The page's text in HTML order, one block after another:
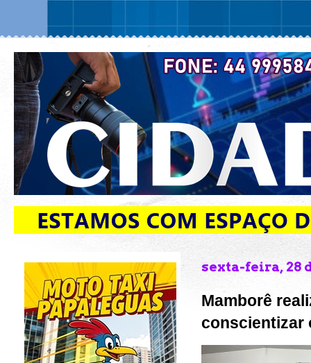
sexta-feira, 28
Mamborê
conscientizar